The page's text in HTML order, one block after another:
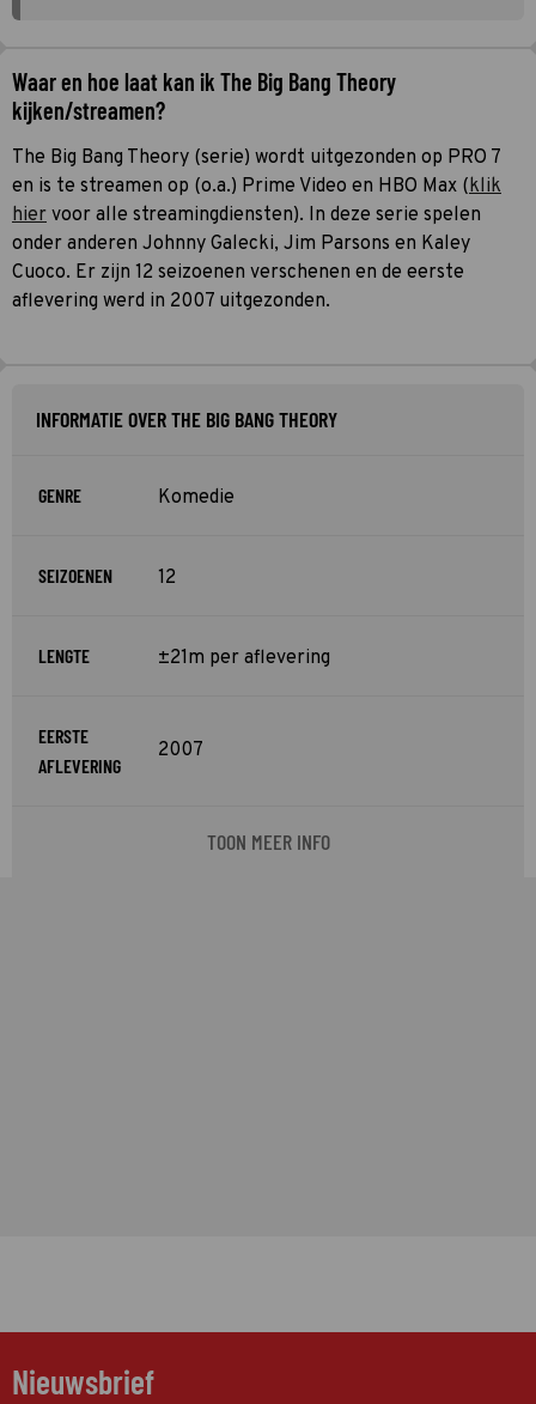
Waar en hoe laat kan ik The Big Bang Theory
kijken/streamen?
The Big Bang Theory (serie) wordt uitgezonden op PRO 7
en is te streamen op (o.a.) Prime Video en HBO Max (klik
hier voor alle streamingdiensten). In deze serie spelen
onder anderen Johnny Galecki, Jim Parsons en Kaley
Cuoco. Er zijn 12 seizoenen verschenen en de eerste
aflevering werd in 2007 uitgezonden.
INFORMATIE OVER THE BIG BANG THEORY
GENRE Komedie
SEIZOENEN 12
LENGTE ±21m per aflevering
EERSTE
AFLEVERING
2007
TOON MEER INFO
Nieuwsbrief